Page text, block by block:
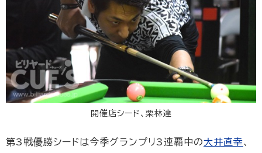
開催店シード、栗林達
第3戦優勝シードは今季グランプリ3連覇中の大井直幸、